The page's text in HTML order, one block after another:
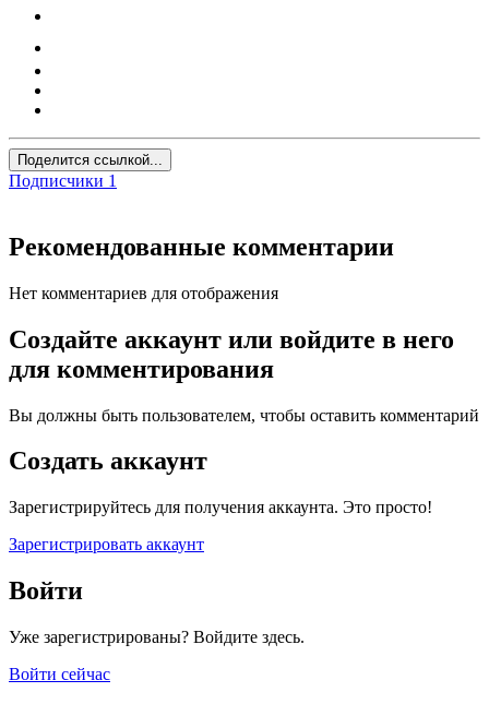
Поделится ссылкой...
Подписчики 1
Рекомендованные комментарии
Нет комментариев для отображения
Создайте аккаунт или войдите в него
для комментирования
Вы должны быть пользователем, чтобы оставить комментарий
Создать аккаунт
Зарегистрируйтесь для получения аккаунта. Это просто!
Зарегистрировать аккаунт
Войти
Уже зарегистрированы? Войдите здесь.
Войти сейчас